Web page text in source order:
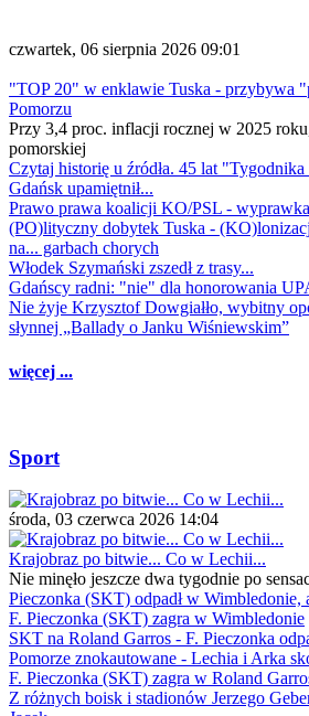
czwartek, 06 sierpnia 2026 09:01
"TOP 20" w enklawie Tuska - przybywa
Pomorzu
Przy 3,4 proc. inflacji rocznej w 2025
pomorskiej
Czytaj historię u źródła. 45 lat
Gdańsk upamiętnił...
Prawo prawa koalicji KO/PSL -
(PO)lityczny dobytek Tuska -
na... garbach chorych
Włodek Szymański zszedł z trasy...
Gdańscy radni: "nie" dla honorowania
Nie żyje Krzysztof Dowgiałło, wybitny
słynnej „Ballady o Janku Wiśniewskim”
więcej ...
Sport
środa, 03 czerwca 2026 14:04
Krajobraz po bitwie... Co w Lechii...
Nie minęło jeszcze dwa tygodnie po
Pieczonka (SKT) odpadł w Wimbledonie,
F. Pieczonka (SKT) zagra w Wimbledonie
SKT na Roland Garros - F. Pieczonka
Pomorze znokautowane - Lechia i Arka
F. Pieczonka (SKT) zagra w Roland
Z różnych boisk i stadionów Jerzego